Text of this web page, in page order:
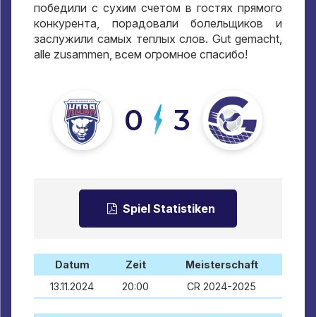
победили с сухим счетом в гостях прямого
конкурента, порадовали болельщиков и
заслужили самых теплых слов. Gut gemacht,
alle zusammen, всем огромное спасибо!
0 3
Spiel Statistiken
Datum Zeit
Meisterschaft
13.11.2024
20:00 CR 2024-2025